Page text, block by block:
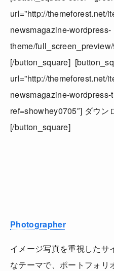
url=”http://themeforest.net/
newsmagazine-wordpress-
theme/
[/button_square]
url=”http://themeforest.net/
newsmagazine-
ref=showhey0705″] ダウン
[/button_square]
Photographer
イメージ写真を重視したサ
なテーマで、ポートフォリ